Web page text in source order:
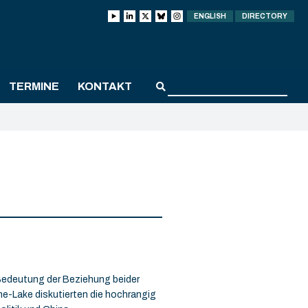
ENGLISH DIRECTORY
TERMINE KONTAKT
der Beziehung beider
Lake diskutierten die hochrangig